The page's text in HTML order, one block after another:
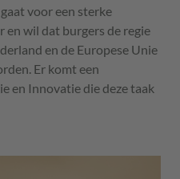
voor een sterke
en wil dat burgers de regie
en de Europese Unie
Er komt een
en Innovatie die deze taak